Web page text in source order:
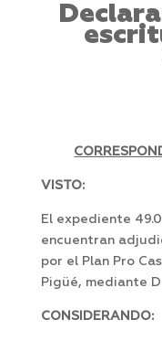
VISTO:
El expediente
encuentran
por el Plan Pro
Pigüé, mediante
CONSIDERANDO: